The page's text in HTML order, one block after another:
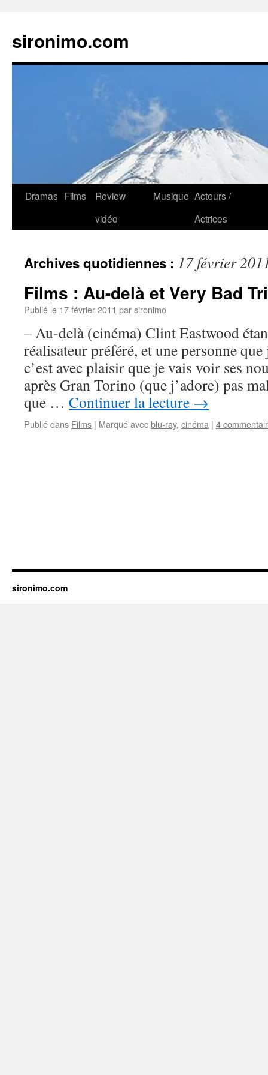
sironimo.com
Aller
Dramas Films
Review
vidéo
Musique Acteurs /
Actrices
Archives quotidiennes : 17 février
Films : Au-delà et Very Bad
Publié le 17 février 2011 parsironimo
– Au-delà (cinéma) Clint Eastwood
réalisateur préféré, et une personne
c’est avec plaisir que je vais voir ses
après Gran Torino (que j’adore) pas
que … Continuer la lecture →
Publié dans Films | Marqué avecblu-ray, cinéma | 4
sironimo.com